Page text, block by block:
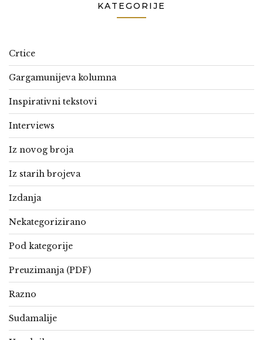
KATEGORIJE
Crtice
Gargamunijeva kolumna
Inspirativni tekstovi
Interviews
Iz novog broja
Iz starih brojeva
Izdanja
Nekategorizirano
Pod kategorije
Preuzimanja (PDF)
Razno
Sudamalije